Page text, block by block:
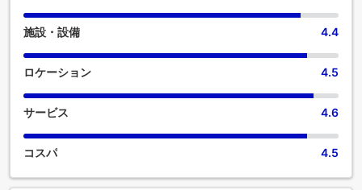
アメニティをご用意しております。当宿泊施設の一部の客室
では、必要な時のために、室内でのお飲み物をご用意してお
ります。 楽しい朝食は一日の始まりに最適です。ヴァージン
ホテルズ ロンドン ショーディッチでは、いつでも美味しいお
ーでいかがですか？当宿泊施設では、淹れたての極上コーヒ
ーの爽快な味わいをお楽しみいただけます。 食事に出かけた
くない場合は、当宿泊施設にある魅力的な料理の選択肢をい
つでも利用できます。素晴らしい夜を手軽に体験！宿泊施設
楽しい夜をお過ごしください。 一日中、ヴァージン ホテルズ
施設・設備 4.4
ロケーション 4.5
サービス 4.6
コスパ 4.5